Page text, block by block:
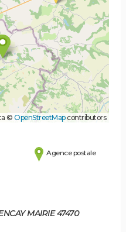
© OpenStreetMapcontributors
Agence postale
MAIRIE 47470